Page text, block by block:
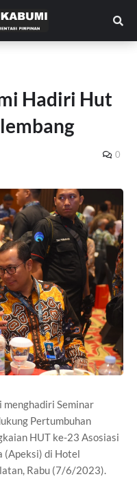
Hadiri Hut
0
menghadiri Seminar
Pertumbuhan
HUT ke-23 Asosiasi
(Apeksi) di Hotel
Rabu (7/6/2023).